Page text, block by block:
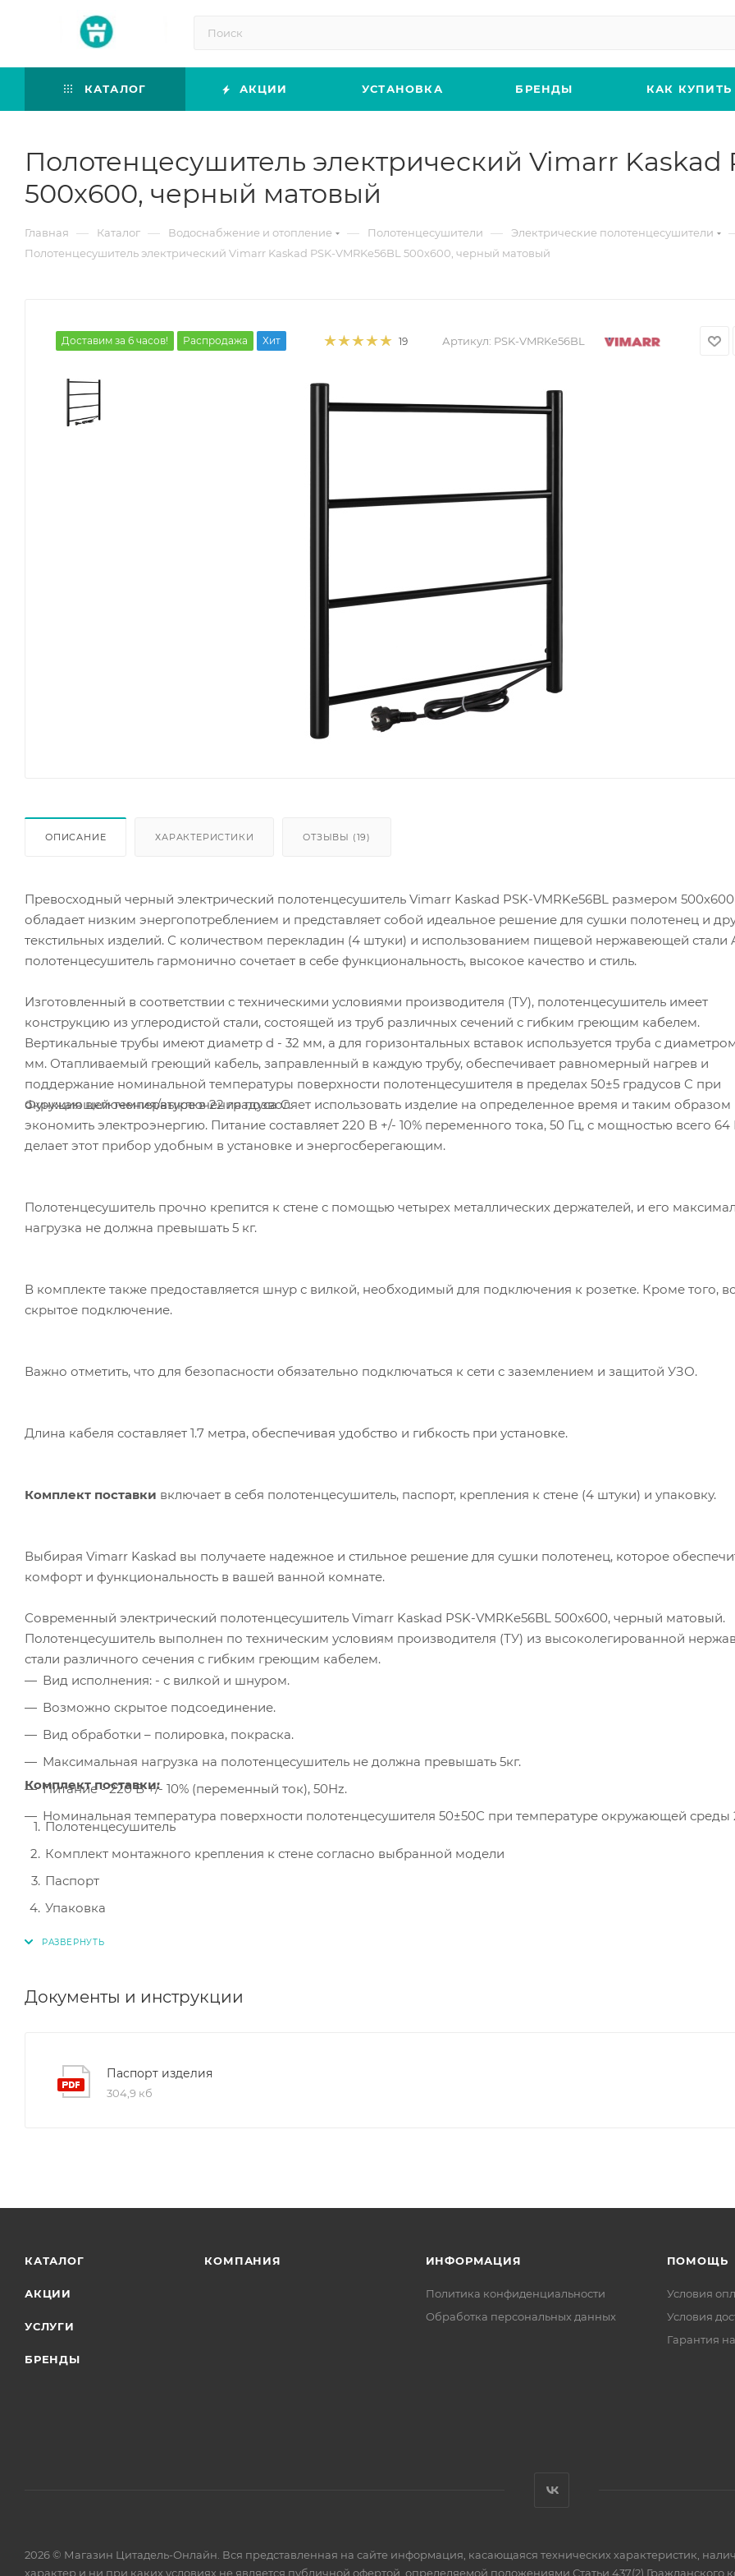
КАТАЛОГ АКЦИИ УСТАНОВКА БРЕНДЫ КАК КУПИТЬ
Полотенцесушитель электрический Vimarr Kaskad
500х600, черный матовый
Главная — Каталог — Водоснабжение и отопление — Полотенцесушители — Электрические полотенцесушители
Полотенцесушитель электрический Vimarr Kaskad PSK-VMRKe56BL 500х600, черный матовый
Доставим за 6 часов! Распродажа Хит 19 Артикул: PSK-VMRKe56BL
ОПИСАНИЕ ХАРАКТЕРИСТИКИ ОТЗЫВЫ (19)
Превосходный черный электрический полотенцесушитель Vimarr Kaskad PSK-VMRKe56BL размером
обладает низким энергопотреблением и представляет собой идеальное решение для сушки полотенец и
текстильных изделий. С количеством перекладин (4 штуки) и использованием пищевой нержавеющей стали
полотенцесушитель гармонично сочетает в себе функциональность, высокое качество и стиль.
Изготовленный в соответствии с техническими условиями производителя (ТУ), полотенцесушитель имеет
конструкцию из углеродистой стали, состоящей из труб различных сечений с гибким греющим кабелем.
Вертикальные трубы имеют диаметр d - 32 мм, а для горизонтальных вставок используется труба с
мм. Отапливаемый греющий кабель, заправленный в каждую трубу, обеспечивает равномерный нагрев и
поддержание номинальной температуры поверхности полотенцесушителя в пределах 50±5 градусов C при
окружающей температуре в 22 градуса C.
Функция включения/выключения позволяет использовать изделие на определенное время и таким образом
экономить электроэнергию. Питание составляет 220 В +/- 10% переменного тока, 50 Гц, с мощностью всего 64
делает этот прибор удобным в установке и энергосберегающим.
Полотенцесушитель прочно крепится к стене с помощью четырех металлических держателей, и его
нагрузка не должна превышать 5 кг.
В комплекте также предоставляется шнур с вилкой, необходимый для подключения к розетке. Кроме того,
скрытое подключение.
Важно отметить, что для безопасности обязательно подключаться к сети с заземлением и защитой УЗО.
Длина кабеля составляет 1.7 метра, обеспечивая удобство и гибкость при установке.
Комплект поставки включает в себя полотенцесушитель, паспорт, крепления к стене (4 штуки) и упаковку.
Выбирая Vimarr Kaskad вы получаете надежное и стильное решение для сушки полотенец, которое
комфорт и функциональность в вашей ванной комнате.
Современный электрический полотенцесушитель Vimarr Kaskad PSK-VMRKe56BL 500х600, черный матовый.
Полотенцесушитель выполнен по техническим условиям производителя (ТУ) из высоколегированной
стали различного сечения с гибким греющим кабелем.
Вид исполнения: - с вилкой и шнуром.
Возможно скрытое подсоединение.
Вид обработки – полировка, покраска.
Максимальная нагрузка на полотенцесушитель не должна превышать 5кг.
Питание - 220 В +/- 10% (переменный ток), 50Hz.
Номинальная температура поверхности полотенцесушителя 50±50С при температуре окружающей среды
Комплект поставки:
Полотенцесушитель
Комплект монтажного крепления к стене согласно выбранной модели
Паспорт
Упаковка
Документы и инструкции
Паспорт изделия
304,9 кб
КАТАЛОГ
АКЦИИ
УСЛУГИ
БРЕНДЫ
КОМПАНИЯ ИНФОРМАЦИЯ
Политика конфиденциальности
Обработка персональных данных
ПОМОЩЬ
Условия
Условия
Гарантия
2026 © Магазин Цитадель-Онлайн. Вся представленная на сайте информация, касающаяся технических характеристик,
характер и ни при каких условиях не является публичной офертой, определяемой положениями Статьи 437(2) Гражданского